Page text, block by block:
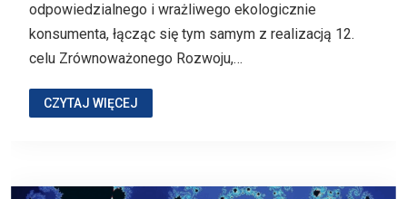
odpowiedzialnego i wrażliwego ekologicznie
konsumenta, łącząc się tym samym z realizacją 12.
celu Zrównoważonego Rozwoju,…
CZYTAJ WIĘCEJ